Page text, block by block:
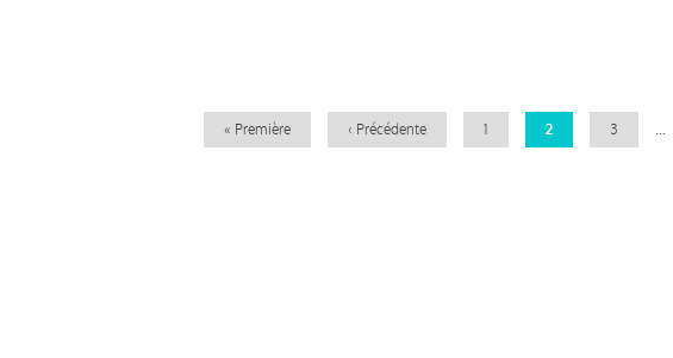
Première
« Première
Page
‹ Précédente Page
1
Page
2 Page
3